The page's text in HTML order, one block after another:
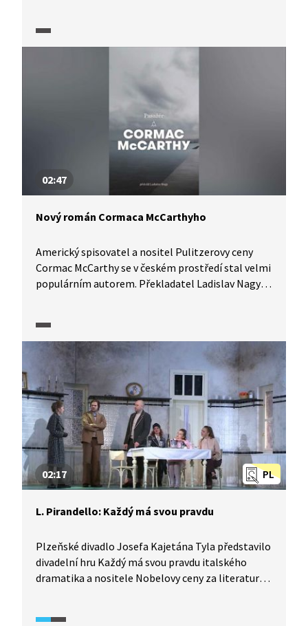
o ještě nedopsané knize s pracovním názvem
a slávy v amerických románech a na závěr debaty
předčítá část ze svého románu.
02:47
Nový román Cormaca McCarthyho
Americký spisovatel a nositel Pulitzerovy ceny
Cormac McCarthy se v českém prostředí stal velmi
populárním autorem. Překladatel Ladislav Nagy
literární dovětek Pasažéra, román Stella Maris.
PL
02:17
L. Pirandello: Každý má svou pravdu
Plzeňské divadlo Josefa Kajetána Tyla představilo
divadelní hru Každý má svou pravdu italského
dramatika a nositele Nobelovy ceny za literaturu